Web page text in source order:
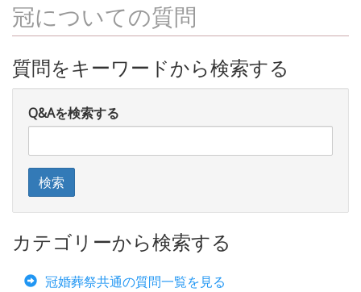
冠についての質問
質問をキーワードから検索する
Q&Aを検索する
カテゴリーから検索する
冠婚葬祭共通の質問一覧を見る